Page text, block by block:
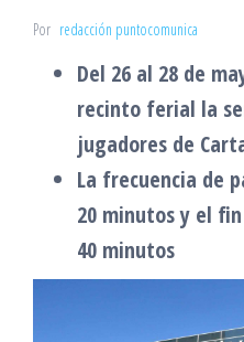
Por redacción puntocomunica
Del 26 al 28 de
recinto ferial la
jugadores de
La frecuencia de
20 minutos y el
40 minutos